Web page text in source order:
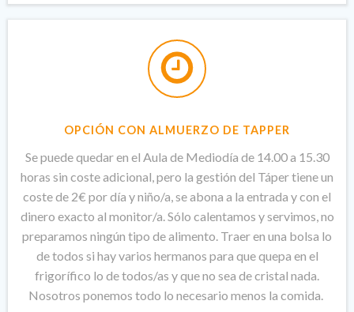
OPCIÓN CON ALMUERZO DE TAPPER
Sepuede quedar en el Aula de Mediodía de 14.00 a 15.30
horas sin coste adicional, pero la gestión del Táper tiene un
coste de 2€ por día y niño/a, se abona a la entrada y con el
dinero exacto al monitor/a. Sólo calentamos y servimos, no
preparamos ningún tipo de alimento. Traer en una bolsa lo
de todos si hay varios hermanos para que quepa en el
frigorífico lo de todos/as y que no sea de cristal nada.
Nosotros ponemos todo lo necesario menos la comida.